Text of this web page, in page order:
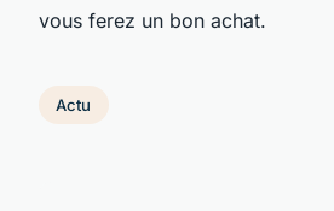
vous ferez un bon achat.
Actu